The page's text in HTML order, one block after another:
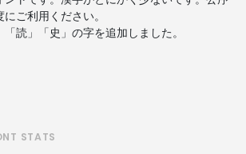
ご利用ください。
読」「史」の字を追加しました。
STATS